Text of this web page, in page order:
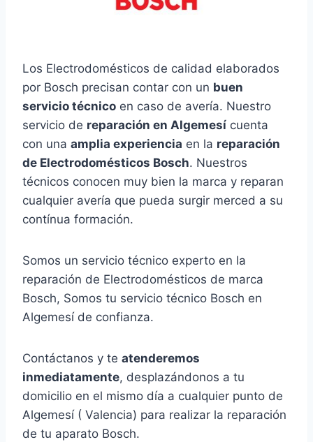
Los Electrodomésticos de calidad elaborados
por Bosch precisan contar con un buen
servicio técnico en caso de avería. Nuestro
servicio de reparación en Algemesí cuenta
con una amplia experiencia en la reparación
de Electrodomésticos Bosch. Nuestros
técnicos conocen muy bien la marca y reparan
cualquier avería que pueda surgir merced a su
contínua formación.
Somos un servicio técnico experto en la
reparación de Electrodomésticos de marca
Bosch, Somos tu servicio técnico Bosch en
Algemesí de confianza.
Contáctanos y te atenderemos
inmediatamente, desplazándonos a tu
domicilio en el mismo día a cualquier punto de
Algemesí ( Valencia) para realizar la reparación
de tu aparato Bosch.